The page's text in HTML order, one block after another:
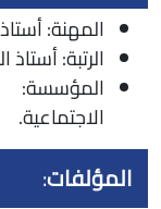
المهنة:
الرتبة: أستاذ
المؤسسة:
الاجتماعية.
المؤلفات: